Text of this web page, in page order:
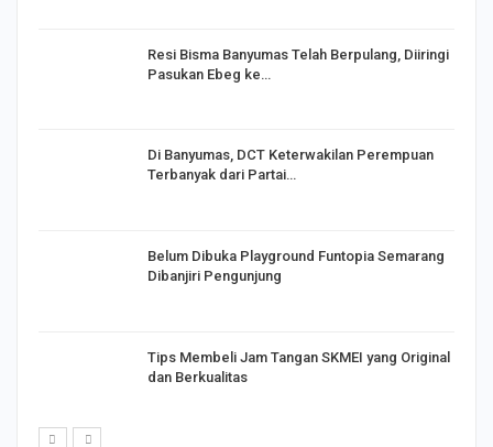
Resi Bisma Banyumas Telah Berpulang, Diiringi
Pasukan Ebeg ke…
Di Banyumas, DCT Keterwakilan Perempuan
Terbanyak dari Partai…
Belum Dibuka Playground Funtopia Semarang
Dibanjiri Pengunjung
Tips Membeli Jam Tangan SKMEI yang Original
dan Berkualitas